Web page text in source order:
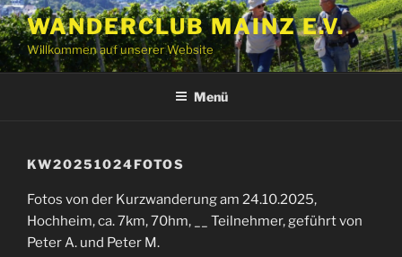
Zum
Inhalt
springen
WANDERCLUB MAINZ E.V.
Willkommen auf unserer Website
Menü
KW20251024FOTOS
Fotos von der Kurzwanderung am 24.10.2025,
Hochheim, ca. 7km, 70hm, __ Teilnehmer, geführt von
Peter A. und Peter M.